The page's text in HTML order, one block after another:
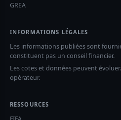
GREA
INFORMATIONS LÉGALES
Les informations publiées sont
constituent pas un conseil financier.
Les cotes et données peuvent
opérateur.
RESSOURCES